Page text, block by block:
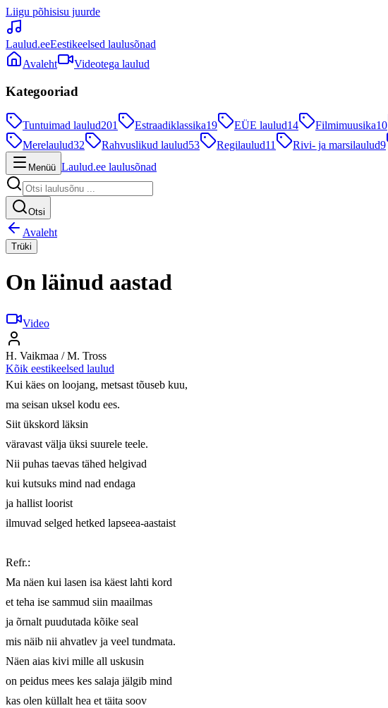
Liigu põhisisu juurde
Laulud.eeEestikeelsed laulusõnad
Avaleht
Videotega laulud
Kategooriad
Tuntuimad laulud201 Estraadiklassika19 EÜE laulud14 Filmimuusika10
Merelaulud32 Rahvuslikud laulud53 Regilaulud11 Rivi- ja marsilaulud9
Menüü Laulud.ee laulusõnad
Otsi
Avaleht
Trüki
On läinud aastad
Video
H. Vaikmaa / M. Tross
Kõik eestikeelsed laulud
Kui käes on loojang, metsast tõuseb kuu,
ma seisan uksel kodu ees.
Siit ükskord läksin
väravast välja üksi suurele teele.
Nii puhas taevas tähed helgivad
kui kutsuks mind nad endaga
ja hallist loorist
ilmuvad selged hetked lapseea-aastaist
Refr.:
Ma näen kui lasen isa käest lahti kord
et teha ise sammud siin maailmas
ja õrnalt puudutada kõike seal
mis näib nii ahvatlev ja veel tundmata.
Näen aias kivi mille all uskusin
on peidus mees kes salaja jälgib mind
kas olen küllalt hea et täita soov